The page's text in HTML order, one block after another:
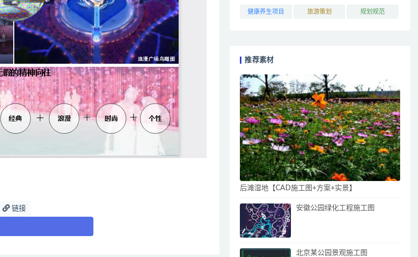
链接
健康养生项目 旅游策划 规划规范
推荐素材
后滩湿地【CAD施工图+方案+实景】
安徽公园绿化工程施工图
北京某公园景观施工图